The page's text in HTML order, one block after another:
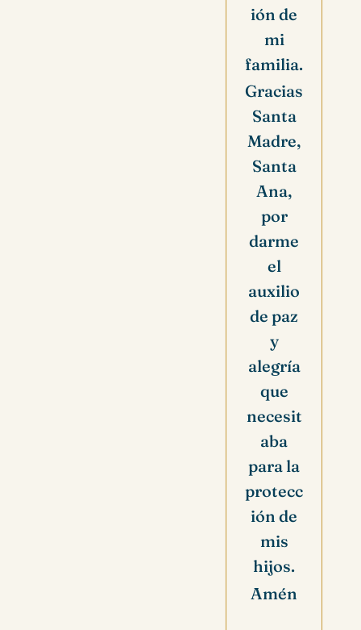
ión de
mi
familia.
Gracias
Santa
Madre,
Santa
Ana,
por
darme
el
auxilio
de paz
y
alegría
que
necesit
aba
para la
protecc
ión de
mis
hijos.
Amén